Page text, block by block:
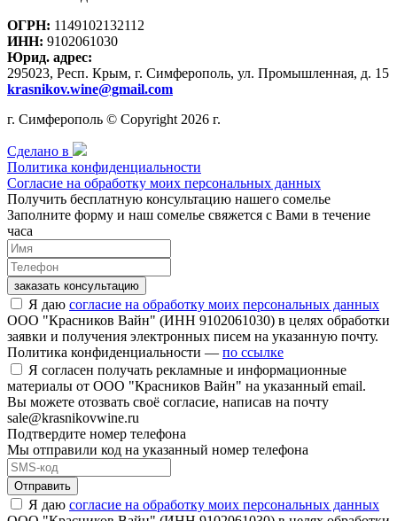
ОГРН: 1149102132112
ИНН: 9102061030
Юрид. адрес:
295023, Респ. Крым, г. Симферополь, ул. Промышленная, д. 15
krasnikov.wine@gmail.com
г. Симферополь © Copyright 2026 г.
Сделано в
Политика конфиденциальности
Согласие на обработку моих персональных данных
Получить бесплатную консультацию нашего сомелье
Заполните форму и наш сомелье свяжется с Вами в течение
часа
заказать консультацию
Я даю согласие на обработку моих персональных данных
ООО "Красников Вайн" (ИНН 9102061030) в целях обработки
заявки и получения электронных писем на указанную почту.
Политика конфиденциальности — по ссылке
Я согласен получать рекламные и информационные
материалы от ООО "Красников Вайн" на указанный email.
Вы можете отозвать своё согласие, написав на почту
sale@krasnikovwine.ru
Подтвердите номер телефона
Мы отправили код на указанный номер телефона
Отправить
Я даю согласие на обработку моих персональных данных